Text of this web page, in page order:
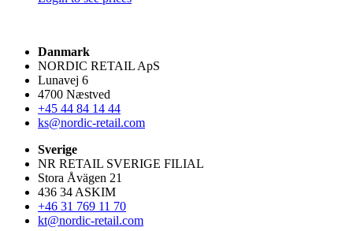
Danmark
NORDIC RETAIL ApS
Lunavej 6
4700 Næstved
+45 44 84 14 44
ks@nordic-retail.com
Sverige
NR RETAIL SVERIGE FILIAL
Stora Åvägen 21
436 34 ASKIM
+46 31 769 11 70
kt@nordic-retail.com